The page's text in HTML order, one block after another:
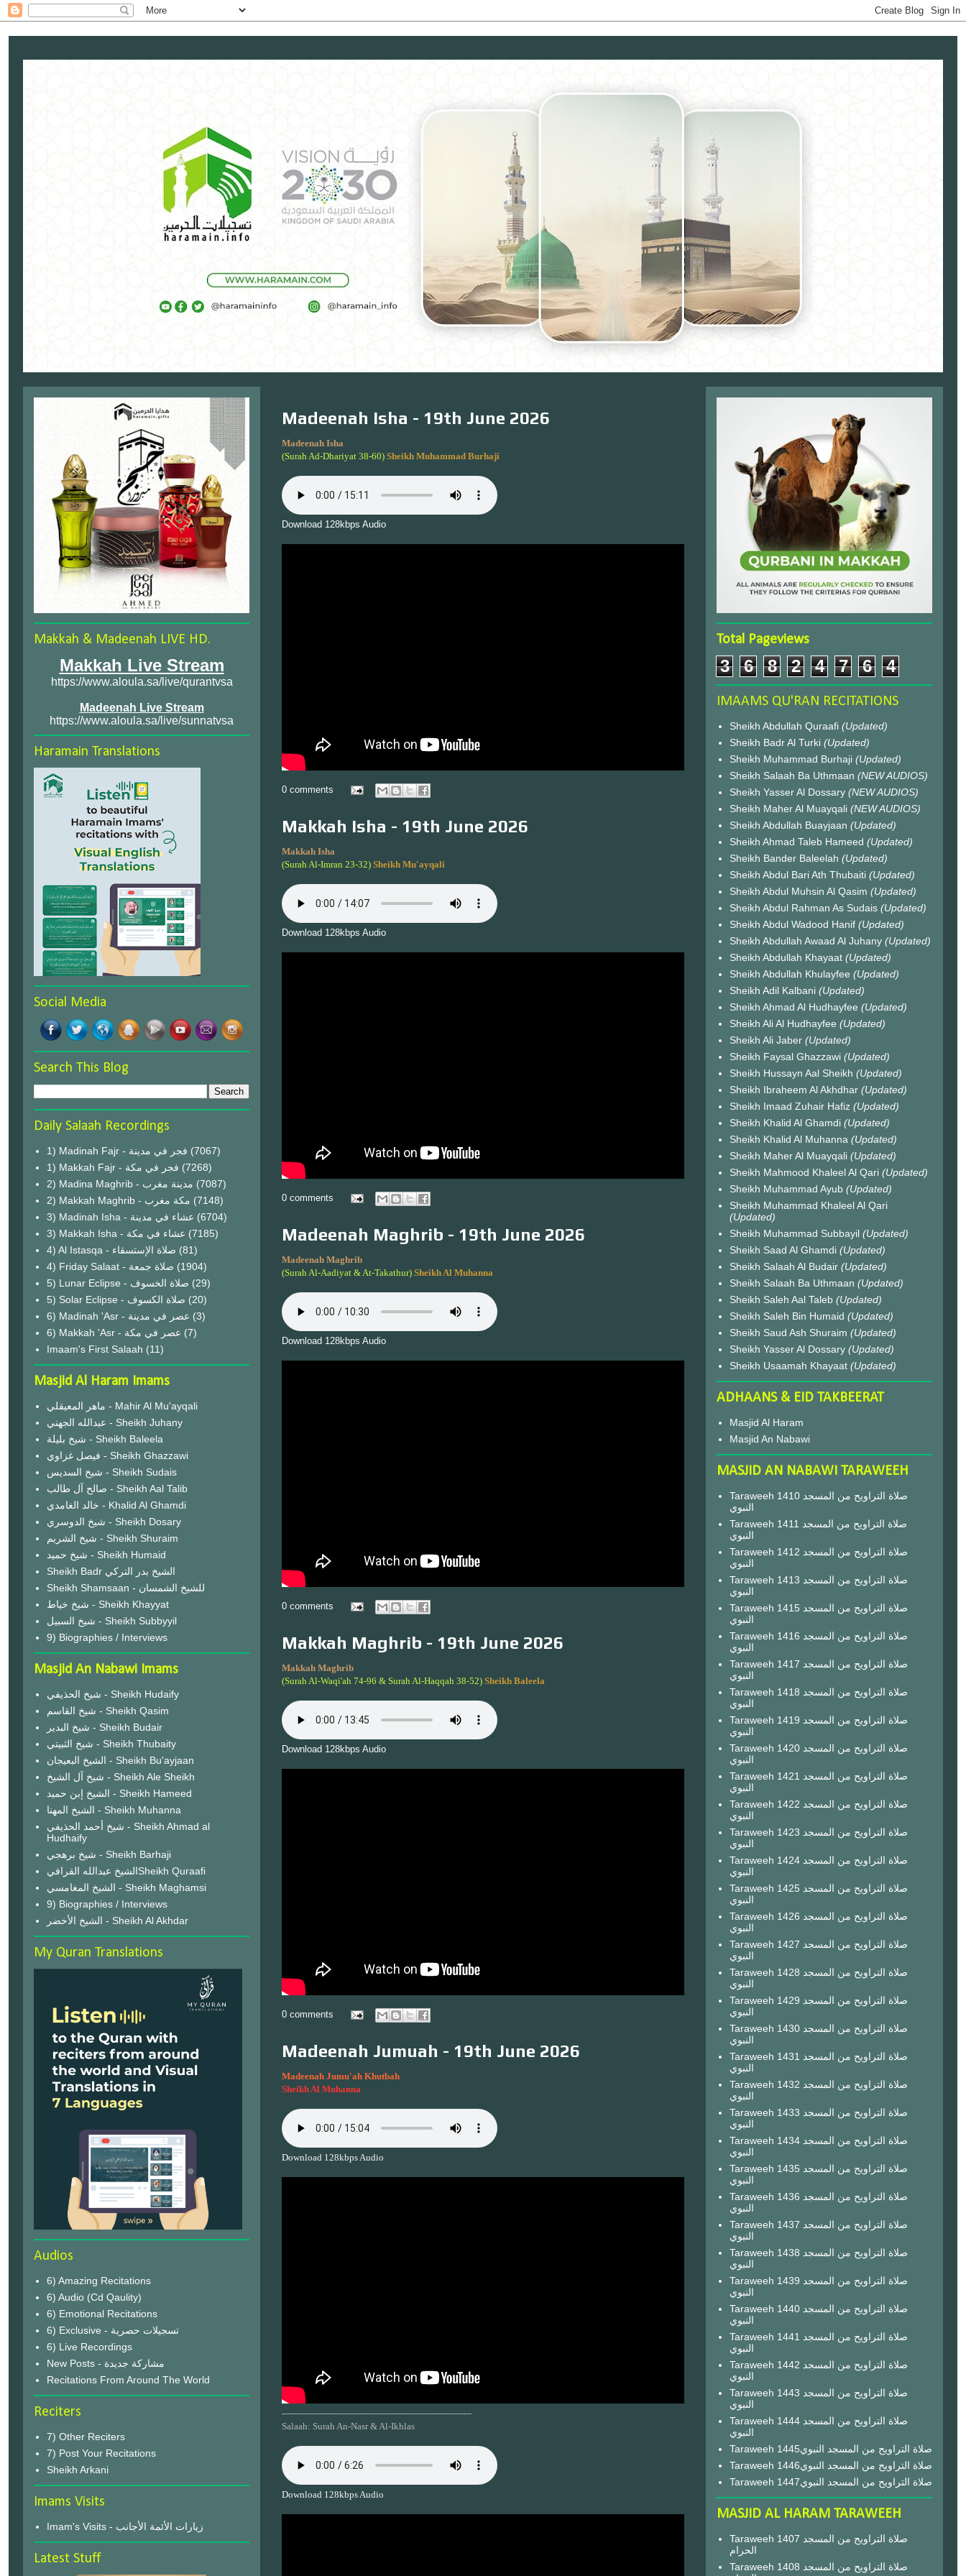
Madeenah Isha - 19th June 2026
Madeenah Isha
(Surah Ad-Dhariyat 38-60) Sheikh Muhammad Burhaji
Download 128kbps Audio
0 comments
Makkah Isha - 19th June 2026
Makkah Isha
(Surah Al-Imran 23-32) Sheikh Mu'ayqali
Download 128kbps Audio
0 comments
Madeenah Maghrib - 19th June 2026
Madeenah Maghrib
(Surah Al-Aadiyat & At-Takathur) Sheikh Al Muhanna
Download 128kbps Audio
0 comments
Makkah Maghrib - 19th June 2026
Makkah Maghrib
(Surah Al-Waqi'ah 74-96 & Surah Al-Haqqah 38-52) Sheikh Baleela
Download 128kbps Audio
0 comments
Madeenah Jumuah - 19th June 2026
Madeenah Jumu'ah Khutbah
Sheikh Al Muhanna
Download 128kbps Audio
------------------------------------------------------------------
Salaah: Surah An-Nasr & Al-Ikhlas
Download 128kbps Audio
Makkah & Madeenah LIVE HD.
Makkah Live Stream
https://www.aloula.sa/live/qurantvsa
Madeenah Live Stream
https://www.aloula.sa/live/sunnatvsa
Haramain Translations
Social Media
Search This Blog
Daily Salaah Recordings
1) Madinah Fajr - فجر في مدينة (7067)
1) Makkah Fajr - فجر في مكة (7268)
2) Madina Maghrib - مدينة مغرب (7087)
2) Makkah Maghrib - مكة مغرب (7148)
3) Madinah Isha - عشاء في مدينة (6704)
3) Makkah Isha - عشاء في مكة (7185)
4) Al Istasqa - صلاة الإستسقاء (81)
4) Friday Salaat - صلاة جمعة (1904)
5) Lunar Eclipse - صلاة الخسوف (29)
(20)
6) Madinah 'Asr - عصر في مدينة (3)
6) Makkah 'Asr - عصر في مكة (7)
Imaam's First Salaah (11)
Masjid Al Haram Imams
ماهر المعيقلي - Mahir Al Mu'ayqali
عبدالله الجهني - Sheikh Juhany
شيخ بليلة - Sheikh Baleela
فيصل غزاوي - Sheikh Ghazzawi
شيخ السديس - Sheikh Sudais
صالح آل طالب - Sheikh Aal Talib
خالد الغامدي - Khalid Al Ghamdi
شيخ الدوسري - Sheikh Dosary
شيخ الشريم - Sheikh Shuraim
شيخ حميد - Sheikh Humaid
Sheikh Badr الشيخ بدر التركي
Sheikh Shamsaan - للشيخ الشمسان
شيخ خياط - Sheikh Khayyat
شيخ السبيل - Sheikh Subbyyil
9) Biographies / Interviews
Masjid An Nabawi Imams
شيخ الحذيفي - Sheikh Hudaify
شيخ القاسم - Sheikh Qasim
شيخ البدير - Sheikh Budair
شيخ الثبيتي - Sheikh Thubaity
الشيخ البعيجان - Sheikh Bu'ayjaan
شيخ آل الشيخ - Sheikh Ale Sheikh
الشيخ إبن حميد - Sheikh Hameed
الشيخ المهنا - Sheikh Muhanna
شيخ أحمد الحذيفي - Sheikh Ahmad al
Hudhaify
شيخ برهجي - Sheikh Barhaji
الشيخ عبدالله القرافيSheikh Quraafi
الشيخ المغامسي - Sheikh Maghamsi
9) Biographies / Interviews
الشيخ الأخضر - Sheikh Al Akhdar
My Quran Translations
Audios
6) Amazing Recitations
6) Audio (Cd Qaulity)
6) Emotional Recitations
6) Exclusive - تسجيلات حصرية
6) Live Recordings
New Posts - مشاركة جديدة
Recitations From Around The World
Reciters
7) Other Reciters
7) Post Your Recitations
Sheikh Arkani
Imams Visits
Imam's Visits - زيارات الأئمة الأجانب
Latest Stuff
Total Pageviews
3 6 8 2 4 7 6 4
IMAAMS QU'RAN RECITATIONS
Sheikh Abdullah Quraafi (Updated)
Sheikh Badr Al Turki (Updated)
Sheikh Muhammad Burhaji (Updated)
Sheikh Salaah Ba Uthmaan (NEW AUDIOS)
Sheikh Yasser Al Dossary (NEW AUDIOS)
Sheikh Maher Al Muayqali (NEW AUDIOS)
Sheikh Abdullah Buayjaan (Updated)
Sheikh Ahmad Taleb Hameed (Updated)
Sheikh Bander Baleelah (Updated)
Sheikh Abdul Bari Ath Thubaiti (Updated)
Sheikh Abdul Muhsin Al Qasim (Updated)
Sheikh Abdul Rahman As Sudais (Updated)
Sheikh Abdul Wadood Hanif (Updated)
Sheikh Abdullah Awaad Al Juhany (Updated)
Sheikh Abdullah Khayaat (Updated)
Sheikh Abdullah Khulayfee (Updated)
Sheikh Adil Kalbani (Updated)
Sheikh Ahmad Al Hudhayfee (Updated)
Sheikh Ali Al Hudhayfee (Updated)
Sheikh Ali Jaber (Updated)
Sheikh Faysal Ghazzawi (Updated)
Sheikh Hussayn Aal Sheikh (Updated)
Sheikh Ibraheem Al Akhdhar (Updated)
Sheikh Imaad Zuhair Hafiz (Updated)
Sheikh Khalid Al Ghamdi (Updated)
Sheikh Khalid Al Muhanna (Updated)
Sheikh Maher Al Muayqali (Updated)
Sheikh Mahmood Khaleel Al Qari (Updated)
Sheikh Muhammad Ayub (Updated)
Sheikh Muhammad Khaleel Al Qari
(Updated)
Sheikh Muhammad Subbayil (Updated)
Sheikh Saad Al Ghamdi (Updated)
Sheikh Salaah Al Budair (Updated)
Sheikh Salaah Ba Uthmaan (Updated)
Sheikh Saleh Aal Taleb (Updated)
Sheikh Saleh Bin Humaid (Updated)
Sheikh Saud Ash Shuraim (Updated)
Sheikh Yasser Al Dossary (Updated)
Sheikh Usaamah Khayaat (Updated)
ADHAANS & EID TAKBEERAT
Masjid Al Haram
Masjid An Nabawi
MASJID AN NABAWI TARAWEEH
Taraweeh 1410 صلاة التراويح من المسجد
النبوي
Taraweeh 1411 صلاة التراويح من المسجد
النبوي
Taraweeh 1412 صلاة التراويح من المسجد
النبوي
Taraweeh 1413 صلاة التراويح من المسجد
النبوي
Taraweeh 1415 صلاة التراويح من المسجد
النبوي
Taraweeh 1416 صلاة التراويح من المسجد
النبوي
Taraweeh 1417 صلاة التراويح من المسجد
النبوي
Taraweeh 1418 صلاة التراويح من المسجد
النبوي
Taraweeh 1419 صلاة التراويح من المسجد
النبوي
Taraweeh 1420 صلاة التراويح من المسجد
النبوي
Taraweeh 1421 صلاة التراويح من المسجد
النبوي
Taraweeh 1422 صلاة التراويح من المسجد
النبوي
Taraweeh 1423 صلاة التراويح من المسجد
النبوي
Taraweeh 1424 صلاة التراويح من المسجد
النبوي
Taraweeh 1425 صلاة التراويح من المسجد
النبوي
Taraweeh 1426 صلاة التراويح من المسجد
النبوي
Taraweeh 1427 صلاة التراويح من المسجد
النبوي
Taraweeh 1428 صلاة التراويح من المسجد
النبوي
Taraweeh 1429 صلاة التراويح من المسجد
النبوي
Taraweeh 1430 صلاة التراويح من المسجد
النبوي
Taraweeh 1431 صلاة التراويح من المسجد
النبوي
Taraweeh 1432 صلاة التراويح من المسجد
النبوي
Taraweeh 1433 صلاة التراويح من المسجد
النبوي
Taraweeh 1434 صلاة التراويح من المسجد
النبوي
Taraweeh 1435 صلاة التراويح من المسجد
النبوي
Taraweeh 1436 صلاة التراويح من المسجد
النبوي
Taraweeh 1437 صلاة التراويح من المسجد
النبوي
Taraweeh 1438 صلاة التراويح من المسجد
النبوي
Taraweeh 1439 صلاة التراويح من المسجد
النبوي
Taraweeh 1440 صلاة التراويح من المسجد
النبوي
Taraweeh 1441 صلاة التراويح من المسجد
النبوي
Taraweeh 1442 صلاة التراويح من المسجد
النبوي
Taraweeh 1443 صلاة التراويح من المسجد
النبوي
Taraweeh 1444 صلاة التراويح من المسجد
النبوي
Taraweeh 1445صلاة التراويح من المسجد النبوي
Taraweeh 1446صلاة التراويح من المسجد النبوي
Taraweeh 1447صلاة التراويح من المسجد النبوي
MASJID AL HARAM TARAWEEH
Taraweeh 1407 صلاة التراويح من المسجد
الحرام
Taraweeh 1408 صلاة التراويح من المسجد